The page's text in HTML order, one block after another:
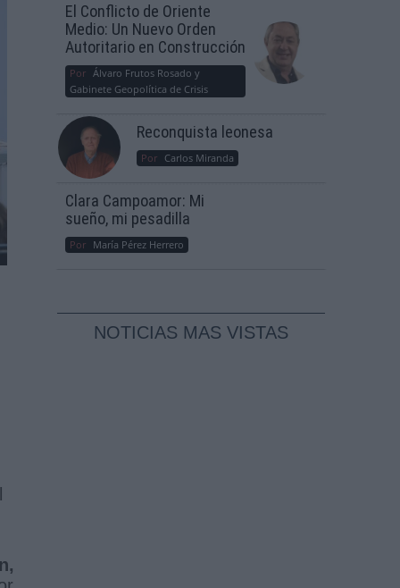
El Conflicto de Oriente
Medio: Un Nuevo Orden
Autoritario en Construcción
Por Álvaro Frutos Rosado y
Gabinete Geopolítica de Crisis
Reconquista leonesa
Por Carlos Miranda
Clara Campoamor: Mi
sueño, mi pesadilla
Por María Pérez Herrero
NOTICIAS MAS VISTAS